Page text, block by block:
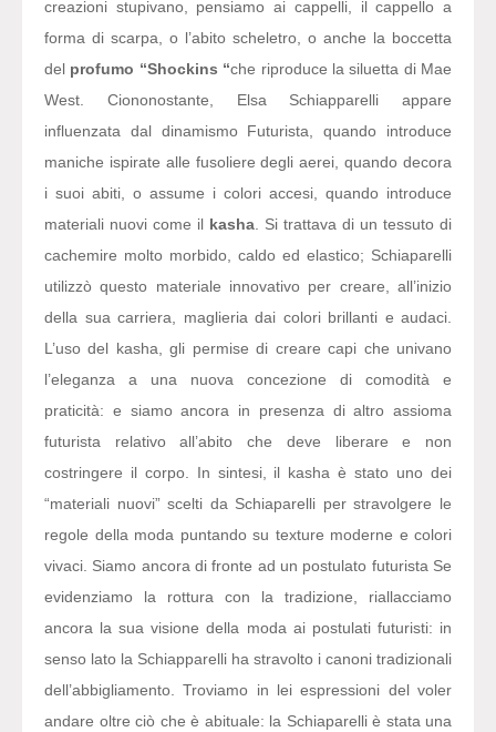
creazioni stupivano, pensiamo ai cappelli, il cappello a
forma di scarpa, o l’abito scheletro, o anche la boccetta
del profumo “Shockins “che riproduce la siluetta di Mae
West. Ciononostante, Elsa Schiapparelli appare
influenzata dal dinamismo Futurista, quando introduce
maniche ispirate alle fusoliere degli aerei, quando decora
i suoi abiti, o assume i colori accesi, quando introduce
materiali nuovi come il kasha . Si trattava di un tessuto di
cachemire molto morbido, caldo ed elastico; Schiaparelli
utilizzò questo materiale innovativo per creare, all’inizio
della sua carriera, maglieria dai colori brillanti e audaci.
L’uso del kasha, gli permise di creare capi che univano
l’eleganza a una nuova concezione di comodità e
praticità: e siamo ancora in presenza di altro assioma
futurista relativo all’abito che deve liberare e non
costringere il corpo. In sintesi, il kasha è stato uno dei
“materiali nuovi” scelti da Schiaparelli per stravolgere le
regole della moda puntando su texture moderne e colori
vivaci. Siamo ancora di fronte ad un postulato futurista Se
evidenziamo la rottura con la tradizione, riallacciamo
ancora la sua visione della moda ai postulati futuristi: in
senso lato la Schiapparelli ha stravolto i canoni tradizionali
dell’abbigliamento. Troviamo in lei espressioni del voler
andare oltre ciò che è abituale: la Schiaparelli è stata una